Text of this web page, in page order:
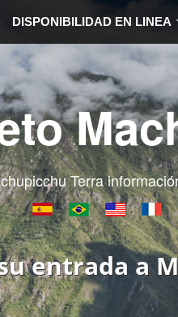
DISPONIBILIDAD EN LINEA
Terra
entrada a